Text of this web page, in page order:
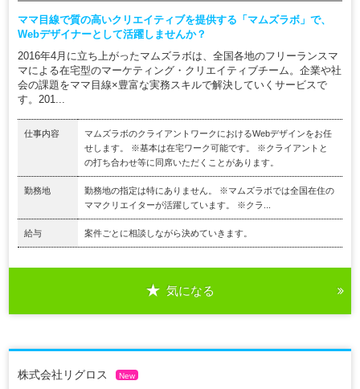
ママ目線で質の高いクリエイティブを提供する「マムズラボ」で、
Webデザイナーとして活躍しませんか？
2016年4月に立ち上がったマムズラボは、全国各地のフリーランスマ
マによる在宅型のマーケティング・クリエイティブチーム。企業や社
会の課題をママ目線×豊富な実務スキルで解決していくサービスで
す。201...
仕事内容
マムズラボのクライアントワークにおけるWebデザインをお任
せします。 ※基本は在宅ワーク可能です。 ※クライアントと
の打ち合わせ等に同席いただくことがあります。
勤務地
勤務地の指定は特にありません。 ※マムズラボでは全国在住の
ママクリエイターが活躍しています。 ※クラ...
給与 案件ごとに相談しながら決めていきます。
気になる
株式会社リグロス New